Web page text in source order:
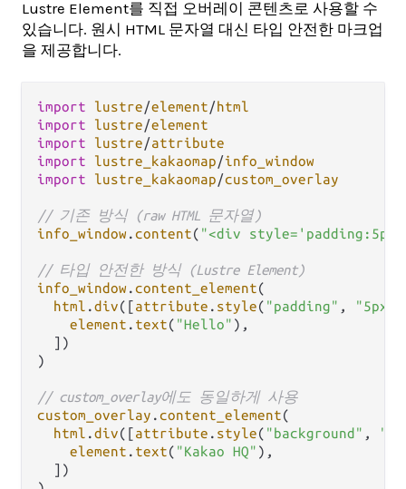
Lustre Element를 직접 오버레이 콘텐츠로 사용할 수
있습니다. 원시 HTML 문자열 대신 타입 안전한 마크업
을 제공합니다.
import lustre/element/html
import
lustre/element
import
lustre/attribute
import
lustre_kakaomap/info_window
import
lustre_kakaomap/custom_overlay
// 기존 방식 (raw HTML 문자열)
info_window.content( "<div
// 타입 안전한 방식 (Lustre Element)
info_window.content_element(
html .div([attribute . style( "padding" , "5px"
element . text( "Hello" ),
  ])
)
// custom_overlay에도 동일하게 사용
custom_overlay .content_element(
html .div([attribute . style( "background" ,
element . text( "Kakao HQ" ),
  ])